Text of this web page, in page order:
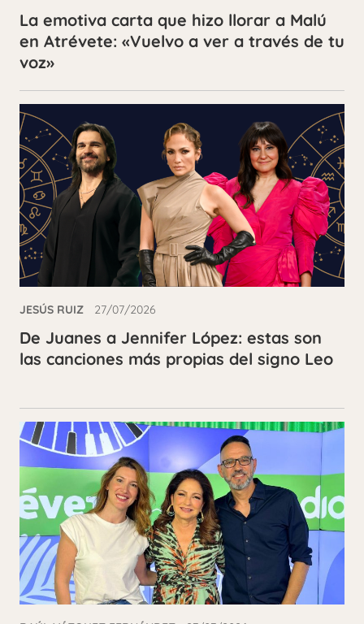
La emotiva carta que hizo llorar a Malú
en Atrévete: «Vuelvo a ver a través de tu
voz»
JESÚS RUIZ 27/07/2026
De Juanes a Jennifer López: estas son
las canciones más propias del signo Leo